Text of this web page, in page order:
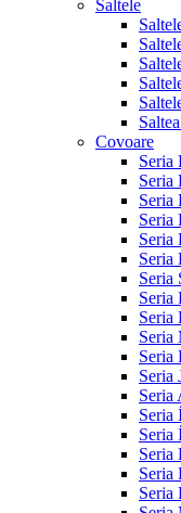
Saltele
Covoare
Seria
Seria
Seria
Seria
Seria
Seria
Seria
Seria
Seria
Seria
Seria
Seria
Seria
Seria
Seria
Seria
Seria
Seria